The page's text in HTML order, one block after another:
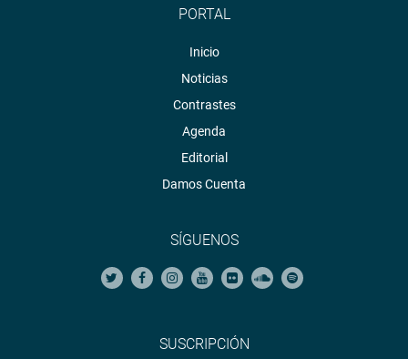
PORTAL
Inicio
Noticias
Contrastes
Agenda
Editorial
Damos Cuenta
SÍGUENOS
SUSCRIPCIÓN